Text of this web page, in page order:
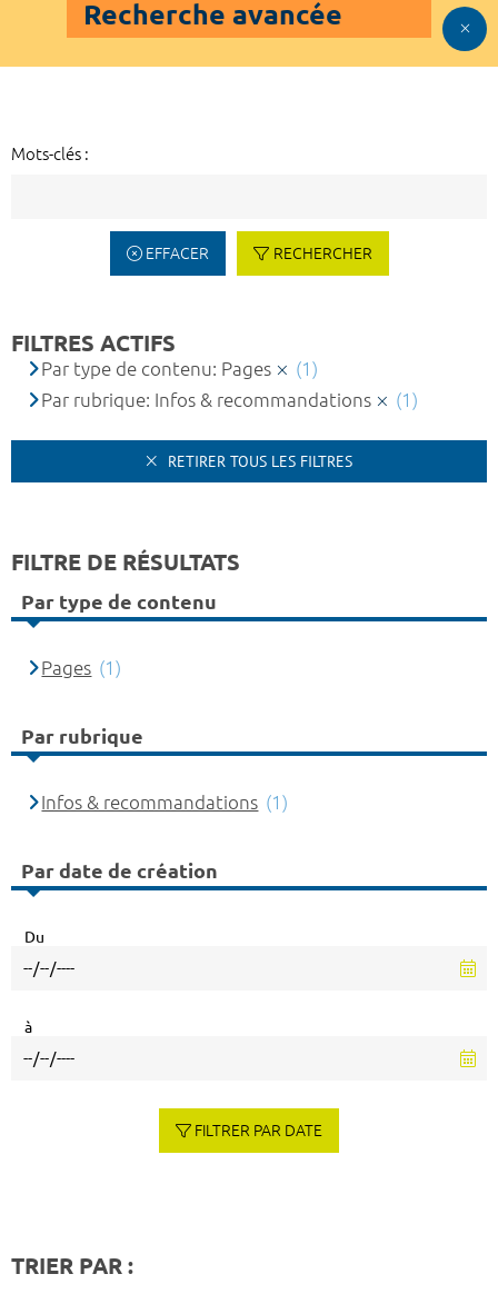
Recherche avancée
Mots-clés :
EFFACER RECHERCHER
FILTRES ACTIFS
Par type de contenu: Pages
(1)
Par rubrique: Infos & recommandations
(1)
RETIRER TOUS LES FILTRES
FILTRE DE RÉSULTATS
Par type de contenu
Pages (1)
Par rubrique
Infos & recommandations (1)
Par date de création
Du
à
FILTRER PAR DATE
TRIER PAR :